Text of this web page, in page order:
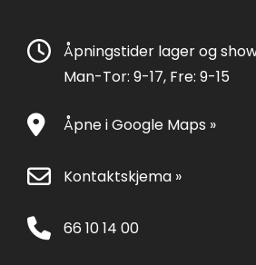
Åpningstider lager og
Man-Tor: 9-17, Fre: 9-15
Åpne i Google Maps »
Kontaktskjema »
66 10 14 00